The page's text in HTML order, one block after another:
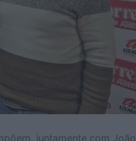
juntamente com João